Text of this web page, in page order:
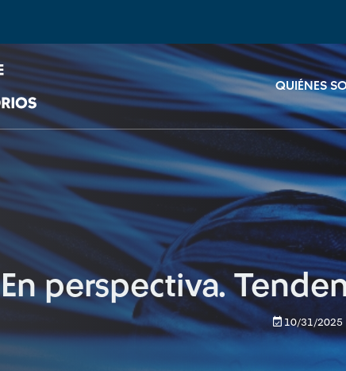
QUIÉNES
Tipo de artículo
En perspectiva.
10/31/2025